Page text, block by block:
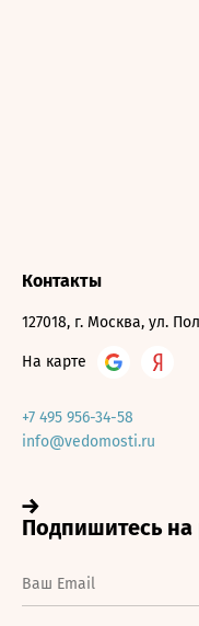
Контакты
127018, г. Москва, ул.
На карте
+7 495 956-34-58
info@vedomosti.ru